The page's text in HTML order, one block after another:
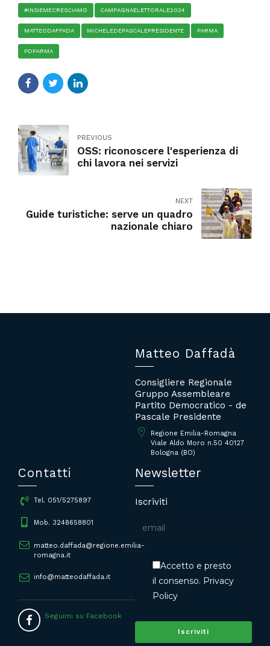
#INSIEMECRESCIAMO CAMPAGNAELETTORALE2024
MATTEODAFFADA MICHELEDEPASCALEPRESIDENTE PARMA
PDPARMA
PREVIOUS
OSS: riconoscere l'esperienza di
chi lavora nei servizi
NEXT
Guide turistiche: serve un quadro
nazionale chiaro
Matteo Daffadà
Consigliere Regionale
Gruppo Assembleare
Partito Democratico - de
Pascale Presidente
Regione Emilia-Romagna
Viale Aldo Moro n.50 40127
Bologna (BO)
Contatti
Tel. 051/5275897
Mob. 3248658801
matteo.daffada@regione.emilia-
romagna.it
info@matteodaffada.it
Seguimi su Facebook
Newsletter
Iscriviti
Accetto e presto
il consenso. Privacy
Policy